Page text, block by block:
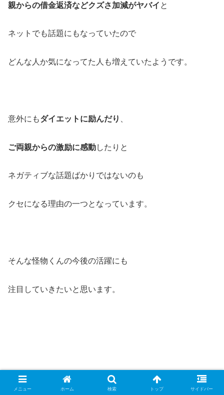
親からの借金返済などクズさ加減がヤバイ と
ネットでも話題にもなっていたので
どんな人か気になってた人も増えていたようです。
意外にもダイエットに励んだり
ご両親からの激励に感動したりと
ネガティブな話題ばかりではないのも
クセになる理由の一つとなっています。
そんな怪物くんの今後の活躍にも
注目していきたいと思います。
メニュー ホーム 検索 トップ サイドバー